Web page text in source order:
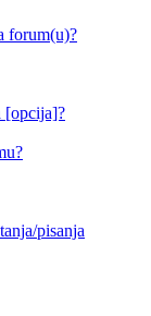
forum(u)?
[opcija]?
pisanja